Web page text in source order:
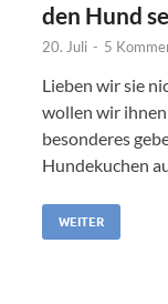
den Hund
20. Juli - 5
Lieben wir sie
wollen wir
besonderes
Hundekuchen
WEITER